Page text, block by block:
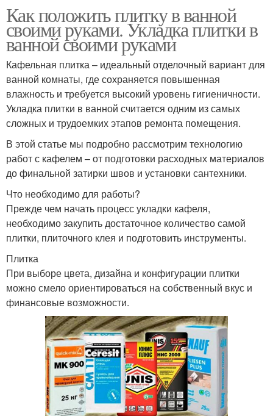
Как положить плитку в ванной
своими руками. Укладка плитки в
ванной своими руками
Кафельная плитка – идеальный отделочный вариант для
ванной комнаты, где сохраняется повышенная
влажность и требуется высокий уровень гигиеничности.
Укладка плитки в ванной считается одним из самых
сложных и трудоемких этапов ремонта помещения.
В этой статье мы подробно рассмотрим технологию
работ с кафелем – от подготовки расходных материалов
до финальной затирки швов и установки сантехники.
Что необходимо для работы?
Прежде чем начать процесс укладки кафеля,
необходимо закупить достаточное количество самой
плитки, плиточного клея и подготовить инструменты.
Плитка
При выборе цвета, дизайна и конфигурации плитки
можно смело ориентироваться на собственный вкус и
финансовые возможности.